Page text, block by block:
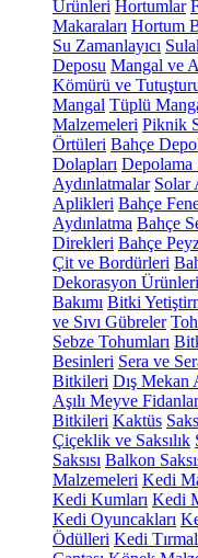
Ürünleri Hortumlar
Makaraları Hortum
Su Zamanlayıcı
Deposu Mangal ve
Kömürü ve
Mangal Tüplü
Malzemeleri Piknik
Örtüleri Bahçe
Dolapları Depolama
Aydınlatmalar Solar
Aplikleri Bahçe
Aydınlatma Bahçe
Direkleri Bahçe
Çit ve Bordürleri
Dekorasyon Ürünleri
Bakımı Bitki
ve Sıvı Gübreler
Sebze Tohumları
Besinleri Sera ve
Bitkileri Dış Mekan
Aşılı Meyve
Bitkileri Kaktüs
Çiçeklik ve Saksılık
Saksısı Balkon
Malzemeleri Kedi
Kedi Kumları Kedi
Kedi Oyuncakları
Ödülleri Kedi